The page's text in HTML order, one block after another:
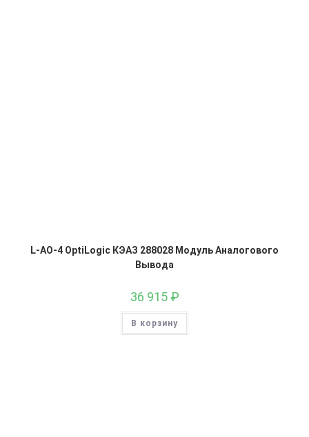
L-AO-4 OptiLogic КЭАЗ 288028 Модуль Аналогового
Вывода
36 915 ₽
В корзину